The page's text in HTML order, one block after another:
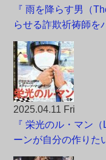
『 雨を降らす男（
らせる詐欺祈祷師を
2025.04.11 Fri
『 栄光のル・マン
ーンが自分の作りた